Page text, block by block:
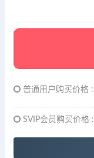
普通用户购买价格 :
SVIP会员购买价格 :